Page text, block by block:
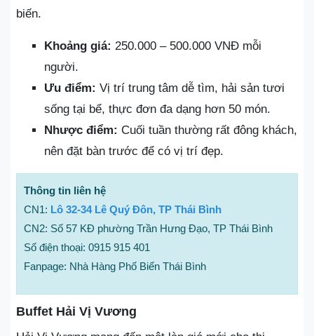
biến.
Khoảng giá: 250.000 – 500.000 VNĐ mỗi
người.
Ưu điểm: Vị trí trung tâm dễ tìm, hải sản tươi
sống tại bể, thực đơn đa dạng hơn 50 món.
Nhược điểm: Cuối tuần thường rất đông khách,
nên đặt bàn trước để có vị trí đẹp.
Thông tin liên hệ
CN1: Lô 32-34 Lê Quý Đôn, TP Thái Bình
CN2: Số 57 KĐ phường Trần Hưng Đạo, TP Thái Bình
Số điện thoại: 0915 915 401
Fanpage: Nhà Hàng Phố Biển Thái Bình
Buffet Hải Vị Vương